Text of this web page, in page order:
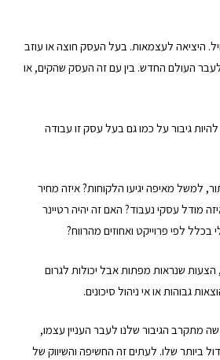
היציאה לעצמאות. בעל העסק חוצה או עוזב
העולם החדש. בין עם זה העסק שהקים, או
גיבור על כמו גם בעל עסק זו עבודה
למשל מאיפה יגיעו הלקוחות? איזה מחיר
מודל עסקי נעבוד? האם זה יהיה רטיינר
בכלל לפי פרוייקט ואחוזים מהרווח?
שנראות מפתות אבל יכולות לגרום
גבוהות או אי ניהול סיכונים.
מתקרב הגיבור שלנו לעבר העניין עצמו,
ביותר שלו. לעתים זה החשיפה והשיווק של